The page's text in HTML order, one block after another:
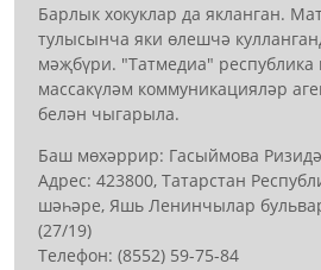
Барлык хокуклар да якланган.
тулысынча яки өлешчә
мәҗбүри. "Татмедиа" республика
массакүләм коммуникацияләр
белән чыгарыла.
Баш мөхәррир: Гасыймова
Адрес: 423800, Татарстан
шәһәре, Яшь Ленинчылар
(27/19)
Телефон: (8552) 59-75-84